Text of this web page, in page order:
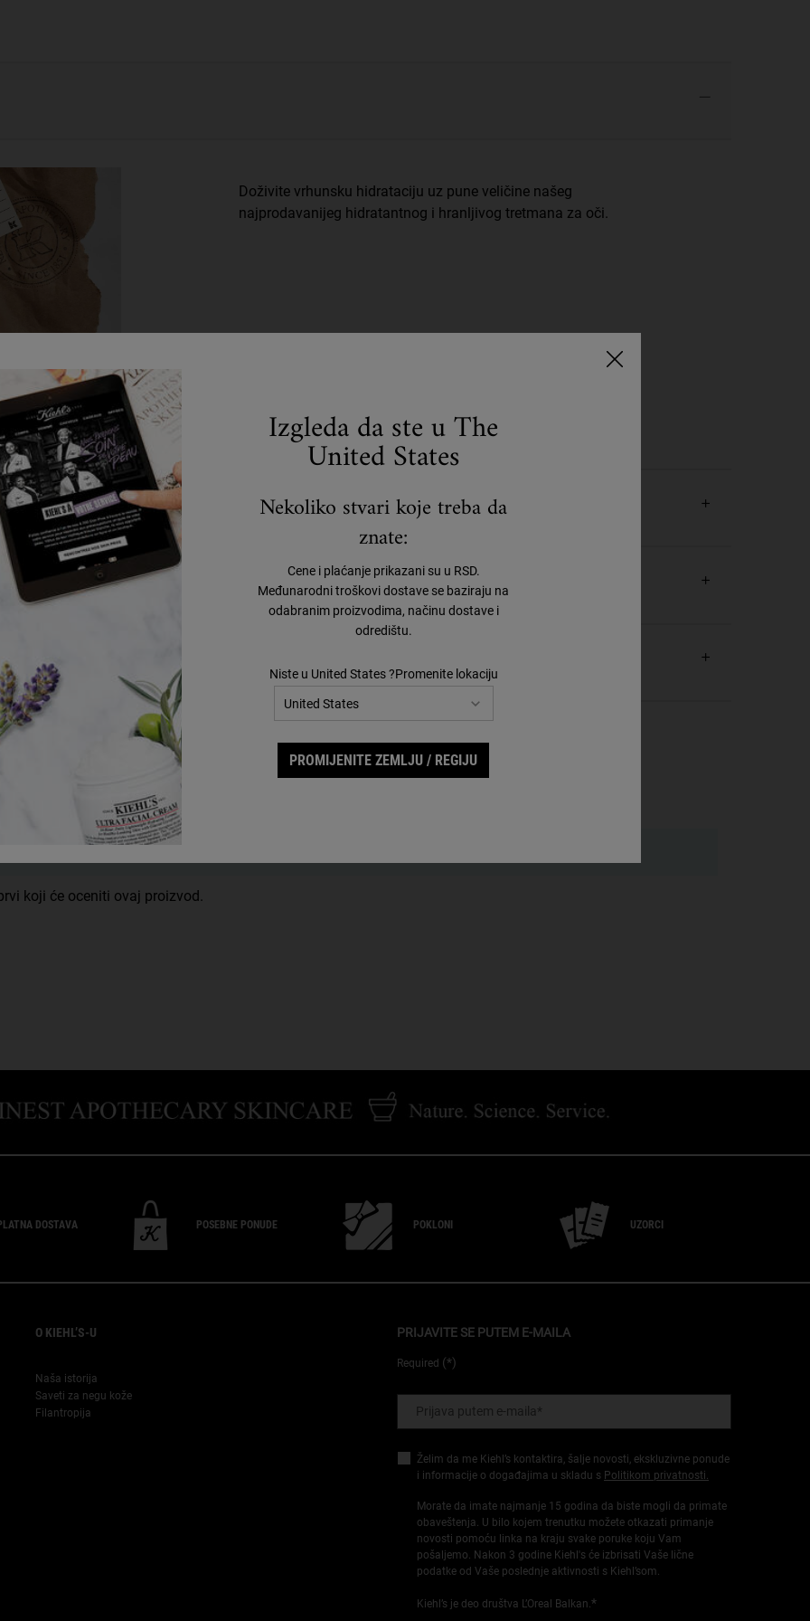
Doživite vrhunsku hidrataciju uz pune veličine našeg
najprodavanijeg hidratantnog i hranljivog tretmana za oči.
koji će oceniti ovaj proizvod.
DOSTAVA POSEBNE PONUDE POKLONI UZORCI
O KIEHL’S-U
Naša istorija
Saveti za negu kože
Filantropija
PRIJAVITE SE PUTEM E-MAILA
Required (*)
Prijava putem e-maila *
Želim da me Kiehl’s kontaktira, šalje novosti, ekskluzivne ponude
i informacije o događajima u skladu s Politikom privatnosti.
Morate da imate najmanje 15 godina da biste mogli da primate
obaveštenja. U bilo kojem trenutku možete otkazati primanje
novosti pomoću linka na kraju svake poruke koju Vam
pošaljemo. Nakon 3 godine Kiehl's će izbrisati Vaše lične
podatke od Vaše poslednje aktivnosti s Kiehl’som.
Kiehl’s je deo društva L’Oreal Balkan.*
Izgleda da ste u The
United States
Nekoliko stvari koje treba da
znate:
Cene i plaćanje prikazani su u RSD.
Međunarodni troškovi dostave se baziraju na
odabranim proizvodima, načinu dostave i
odredištu.
Niste u United States ?Promenite lokaciju
PROMIJENITE ZEMLJU / REGIJU